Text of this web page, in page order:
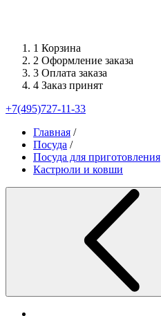
1 Корзина
2 Оформление заказа
3 Оплата заказа
4 Заказ принят
+7(495)727-11-33
Главная /
Посуда /
Посуда для приготовления
Кастрюли и ковши